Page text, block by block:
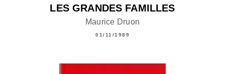
LES GRANDES FAMILLES
Maurice Druon
01/11/1989